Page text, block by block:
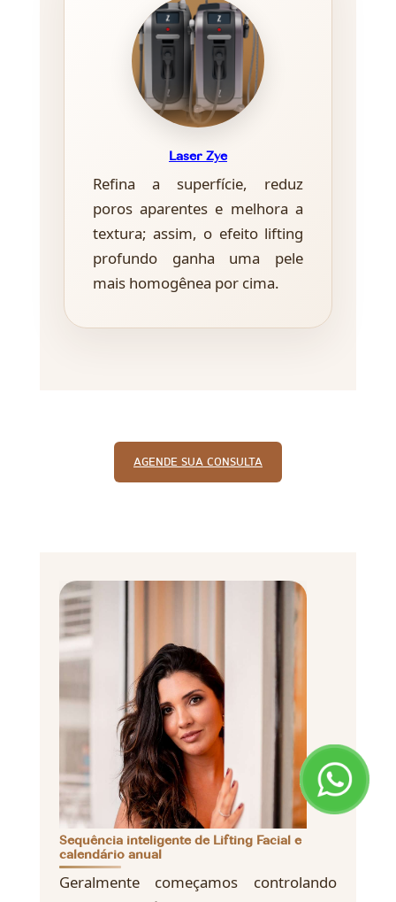
Laser Zye
Refina a superfície, reduz
poros aparentes e melhora a
textura; assim, o efeito lifting
profundo ganha uma pele
mais homogênea por cima.
AGENDE SUA CONSULTA
Sequência inteligente de Lifting Facial e
calendário anual
Geralmente começamos controlando